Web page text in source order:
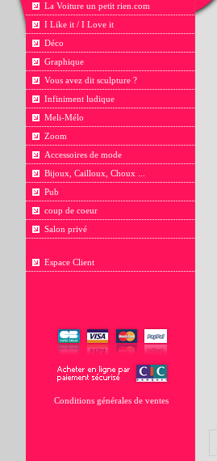
La Voiture un petit rien.com
I Like it / I Love it
Déco
Graphique
Vous avez dit sculpture ?
Infiniment ludique
Meli-Mélo
Zoom
Accessoires de mode
Bijoux, Cailloux, Choux ...
Pub
coup de coeur
Salon privé
Espace Client
Conditions générales de ventes